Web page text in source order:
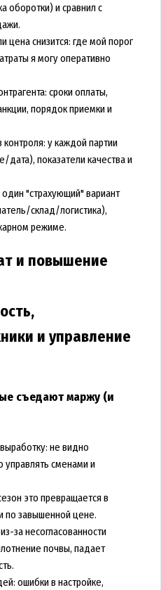
оборотки) и сравнил с
цена снизится: где мой порог
я могу оперативно
сроки оплаты,
порядок приемки и
у каждой партии
показатели качества и
"страхующий" вариант
склад/логистика),
режиме.
и повышение
и управление
съедают маржу (и
не видно
сменами и
это превращается в
по завышенной цене.
за несогласованности
почвы, падает
ошибки в настройке,